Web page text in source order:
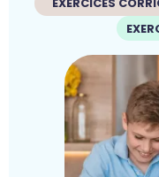
EXERCICES